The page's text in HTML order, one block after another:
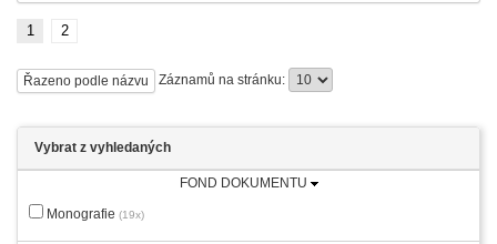
1 2
Řazeno podle názvu Záznamů na stránku:
Vybrat z vyhledaných
FOND DOKUMENTU
Monografie (19x)